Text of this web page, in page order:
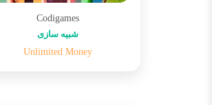
Codigames
شبیه سازی
Unlimited Money